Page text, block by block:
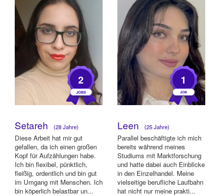
2
Setareh (28 Jahre)
Diese Arbeit hat mir gut
gefallen, da ich einen großen
Kopf für Aufzählungen habe.
Ich bin flexibel, pünktlich,
fleißig, ordentlich und bin gut
im Umgang mit Menschen. Ich
bin köperlich belastbar un...
1
Leen (25 Jahre)
Parallel beschäftigte ich mich
bereits während meines
Studiums mit Marktforschung
und hatte dabei auch Einblicke
in den Einzelhandel. Meine
vielseitige berufliche Laufbahn
hat nicht nur meine prakti...